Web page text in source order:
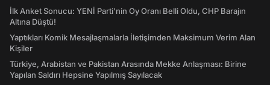
İlk Anket Sonucu: YENİ Parti'nin Oy Oranı Belli Oldu, CHP Barajın
Altına Düştü!
Yaptıkları Komik Mesajlaşmalarla İletişimden Maksimum Verim Alan
Kişiler
Türkiye, Arabistan ve Pakistan Arasında Mekke Anlaşması: Birine
Yapılan Saldırı Hepsine Yapılmış Sayılacak